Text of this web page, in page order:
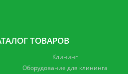
ТОВАРОВ
Клининг
Оборудование для клининга